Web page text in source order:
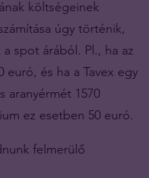
költségeinek
úgy történik,
spot árából. Pl., ha az
euró, és ha a Tavex egy
aranyérmét 1570
ez esetben 50 euró.
felmerülő